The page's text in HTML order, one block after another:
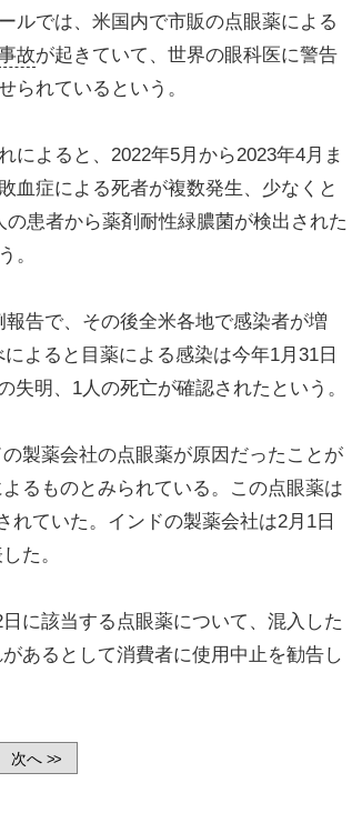
ルでは、米国内で市販の点眼薬による
故が起きていて、世界の眼科医に警告
られているという。
によると、2022年5月から2023年4月ま
血症による死者が複数発生、少なくと
の患者から薬剤耐性緑膿菌が検出された
。
告で、その後全米各地で感染者が増
よると目薬による感染は今年1月31日
失明、1人の死亡が確認されたという。
製薬会社の点眼薬が原因だったことが
るものとみられている。この点眼薬は
ていた。インドの製薬会社は2月1日
た。
に該当する点眼薬について、混入した
あるとして消費者に使用中止を勧告し
次へ >>